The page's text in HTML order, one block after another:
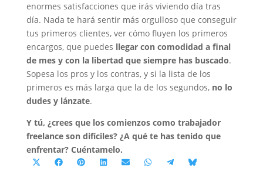
enormes satisfacciones que irás viviendo día tras
día. Nada te hará sentir más orgulloso que conseguir
tus primeros clientes, ver cómo fluyen los primeros
encargos, que puedes llegar con comodidad a final
de mes y con la libertad que siempre has buscado.
Sopesa los pros y los contras, y si la lista de los
primeros es más larga que la de los segundos, no lo
dudes y lánzate.
Y tú, ¿crees que los comienzos como trabajador
freelance son difíciles? ¿A qué te has tenido que
enfrentar? Cuéntamelo.
CompartirCompartirCompartirCompartirCompartirCompartirCompartirCompartir